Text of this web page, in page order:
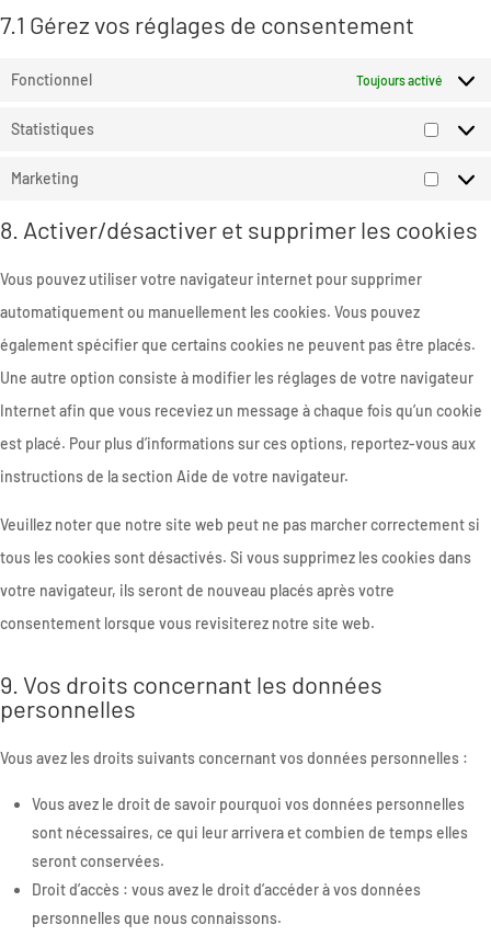
7.1 Gérez vos réglages de consentement
Fonctionnel Toujours activé
Statistiques
Marketing
8. Activer/désactiver et supprimer les cookies
Vous pouvez utiliser votre navigateur internet pour supprimer
automatiquement ou manuellement les cookies. Vous pouvez
également spécifier que certains cookies ne peuvent pas être placés.
Une autre option consiste à modifier les réglages de votre navigateur
Internet afin que vous receviez un message à chaque fois qu’un cookie
est placé. Pour plus d’informations sur ces options, reportez-vous aux
instructions de la section Aide de votre navigateur.
Veuillez noter que notre site web peut ne pas marcher correctement si
tous les cookies sont désactivés. Si vous supprimez les cookies dans
votre navigateur, ils seront de nouveau placés après votre
consentement lorsque vous revisiterez notre site web.
9. Vos droits concernant les données
personnelles
Vous avez les droits suivants concernant vos données personnelles :
Vous avez le droit de savoir pourquoi vos données personnelles
sont nécessaires, ce qui leur arrivera et combien de temps elles
seront conservées.
Droit d’accès : vous avez le droit d’accéder à vos données
personnelles que nous connaissons.